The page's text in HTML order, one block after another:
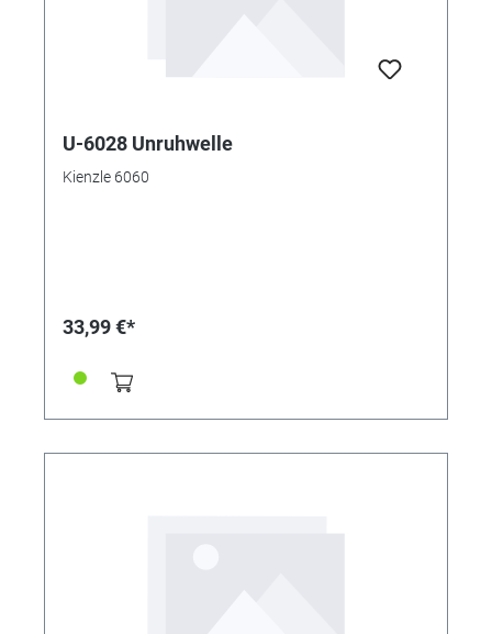
U-6028 Unruhwelle
Kienzle 6060
33,99 €*